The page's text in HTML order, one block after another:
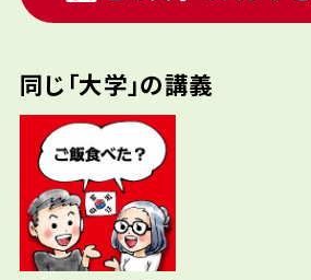
同じ「大学」の講義